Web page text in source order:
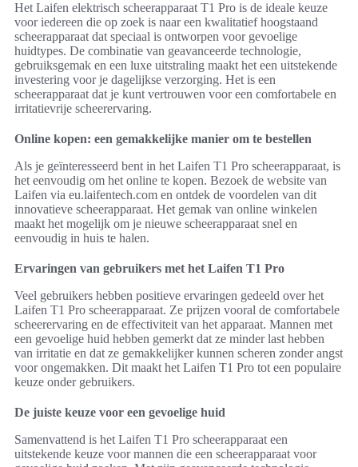
Het Laifen elektrisch scheerapparaat T1 Pro is de ideale keuze
voor iedereen die op zoek is naar een kwalitatief hoogstaand
scheerapparaat dat speciaal is ontworpen voor gevoelige
huidtypes. De combinatie van geavanceerde technologie,
gebruiksgemak en een luxe uitstraling maakt het een uitstekende
investering voor je dagelijkse verzorging. Het is een
scheerapparaat dat je kunt vertrouwen voor een comfortabele en
irritatievrije scheerervaring.
Online kopen: een gemakkelijke manier om te bestellen
Als je geïnteresseerd bent in het Laifen T1 Pro scheerapparaat, is
het eenvoudig om het online te kopen. Bezoek de website van
Laifen via eu.laifentech.com en ontdek de voordelen van dit
innovatieve scheerapparaat. Het gemak van online winkelen
maakt het mogelijk om je nieuwe scheerapparaat snel en
eenvoudig in huis te halen.
Ervaringen van gebruikers met het Laifen T1 Pro
Veel gebruikers hebben positieve ervaringen gedeeld over het
Laifen T1 Pro scheerapparaat. Ze prijzen vooral de comfortabele
scheerervaring en de effectiviteit van het apparaat. Mannen met
een gevoelige huid hebben gemerkt dat ze minder last hebben
van irritatie en dat ze gemakkelijker kunnen scheren zonder angst
voor ongemakken. Dit maakt het Laifen T1 Pro tot een populaire
keuze onder gebruikers.
De juiste keuze voor een gevoelige huid
Samenvattend is het Laifen T1 Pro scheerapparaat een
uitstekende keuze voor mannen die een scheerapparaat voor